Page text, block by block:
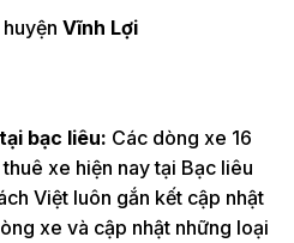
Vĩnh Lợi
bạc liêu: Các dòng xe 16
xe hiện nay tại Bạc liêu
Việt luôn gắn kết cập nhật
xe và cập nhật những loại